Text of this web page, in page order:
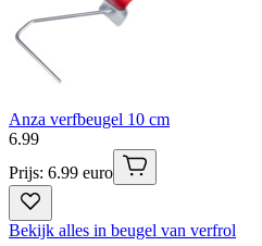
Anza verfbeugel 10 cm
6.99
Prijs: 6.99 euro
Bekijk alles in beugel van verfrol